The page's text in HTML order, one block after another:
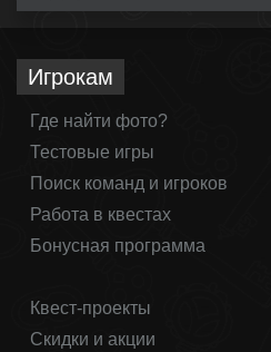
Игрокам
Где найти фото?
Тестовые игры
Поиск команд и игроков
Работа в квестах
Бонусная программа
Квест-проекты
Скидки и акции